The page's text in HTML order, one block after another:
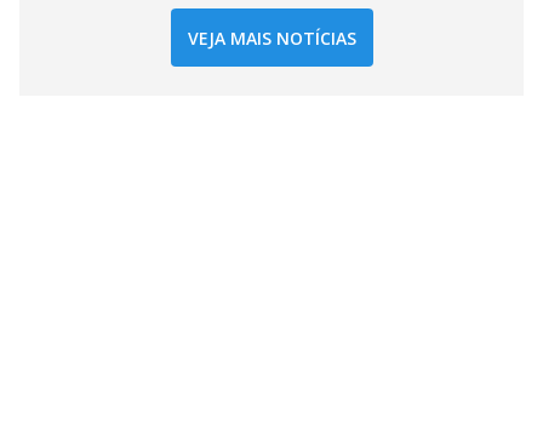
VEJA MAIS NOTÍCIAS